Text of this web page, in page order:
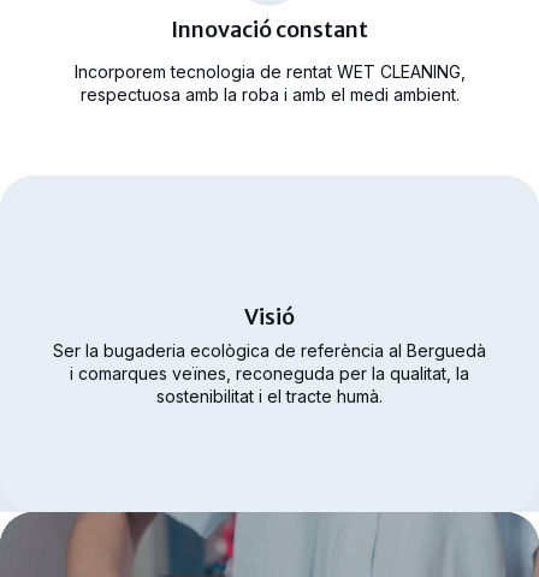
Innovació constant
Incorporem tecnologia de rentat WET CLEANING,
respectuosa amb la roba i amb el medi ambient.
Visió
Ser la bugaderia ecològica de referència al Berguedà
i comarques veïnes, reconeguda per la qualitat, la
sostenibilitat i el tracte humà.